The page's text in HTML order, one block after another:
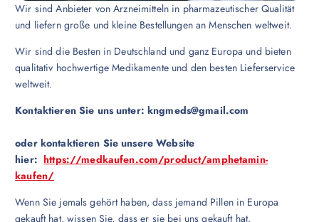
Wir sind Anbieter von Arzneimitteln in pharmazeutischer Qualität
und liefern große und kleine Bestellungen an Menschen weltweit.
Wir sind die Besten in Deutschland und ganz Europa und bieten
qualitativ hochwertige Medikamente und den besten Lieferservice
weltweit.
Kontaktieren Sie uns unter:kngmeds@gmail.com
oder kontaktieren Sie unsere Website
hier: https://medkaufen.com/product/amphetamin-
kaufen/
Wenn Sie jemals gehört haben, dass jemand Pillen in Europa
gekauft hat, wissen Sie, dass er sie bei uns gekauft hat.